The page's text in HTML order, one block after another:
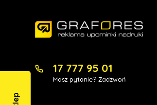
17 777 95 01
Masz pytanie? Zadzwoń